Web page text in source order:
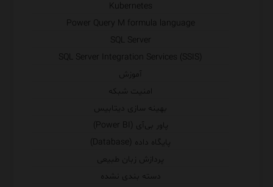
Kubernetes
Power Query M formula language
SQL Server
SQL Server Integration Services (SSIS)
آموزش
امنیت شبکه
بهینه سازی دیتابیس
پاور بی‌آی (Power BI)
پایگاه داده (Database)
پردازش زبان طبیعی
دسته بندی نشده